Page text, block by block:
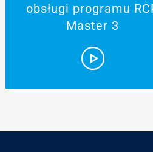
obsługi programu
Master 3